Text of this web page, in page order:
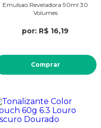
Emulsao Reveladora 90ml 30
Volumes
por: R$ 16,19
Comprar